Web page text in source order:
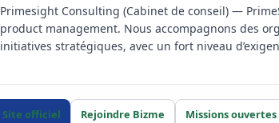
Primesight Consulting (Cabinet de conseil) —
product management. Nous accompagnons des
initiatives stratégiques, avec un fort niveau
Site officiel Rejoindre Bizme Missions ouvertes